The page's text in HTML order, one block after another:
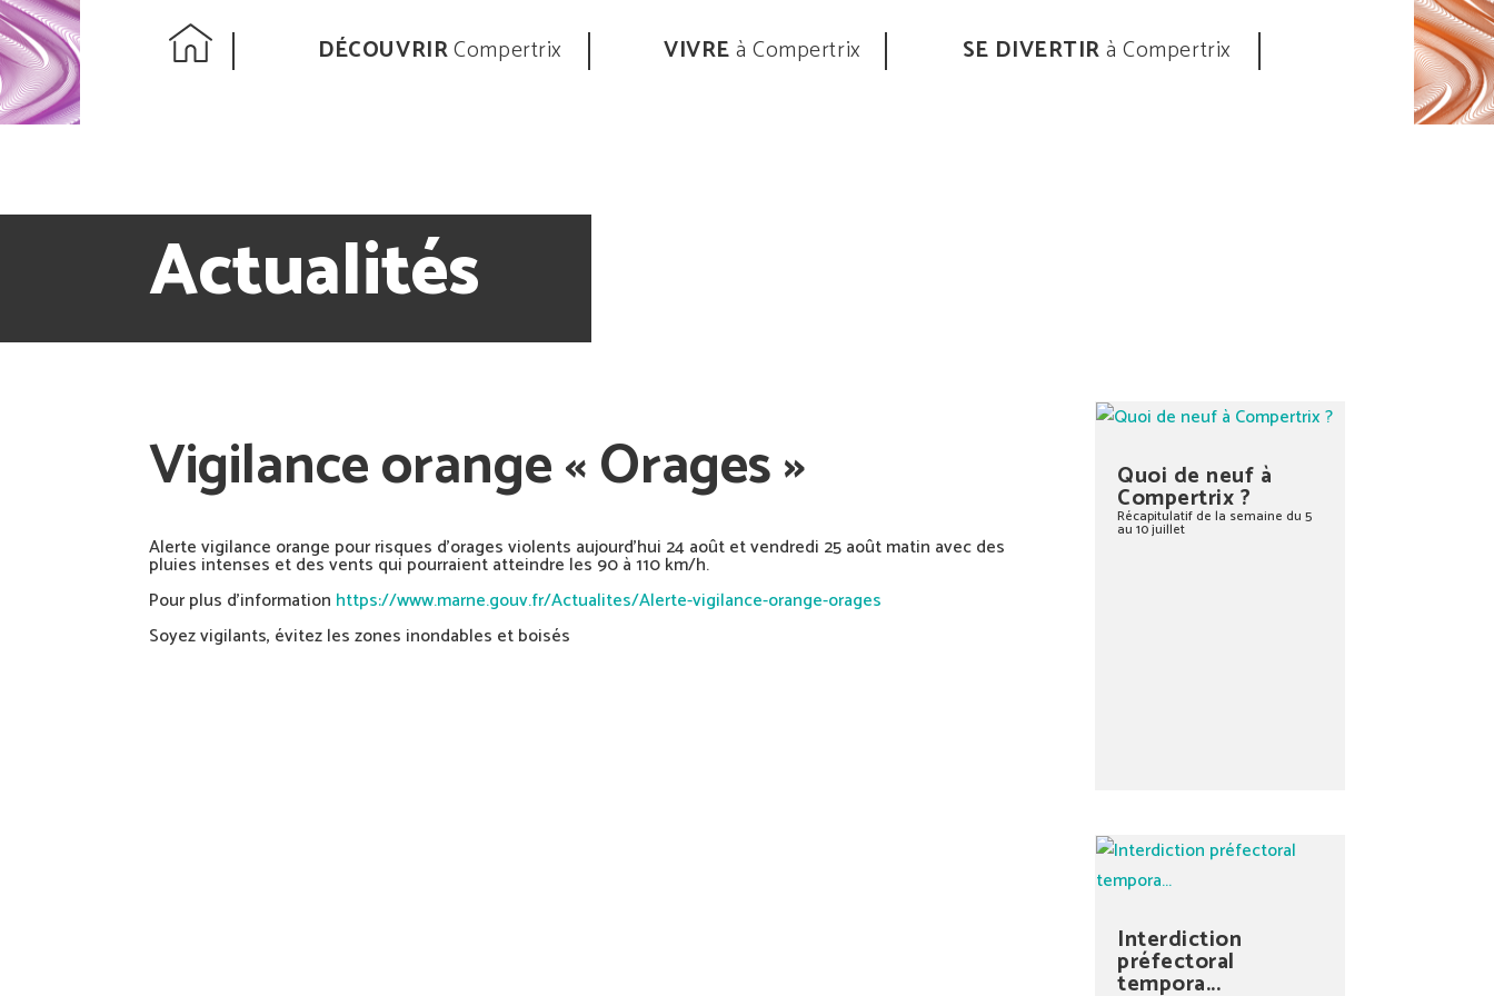
DÉCOUVRIRCompertrix VIVREà Compertrix SE DIVERTIRà Compertrix
Actualités
Vigilance orange « Orages »
Alerte vigilance orange pour risques d’orages violents aujourd’hui 24 août et vendredi 25 août matin avec des
pluies intenses et des vents qui pourraient atteindre les 90 à 110 km/h.
Pour plus d’information https://www.marne.gouv.fr/Actualites/Alerte-vigilance-orange-orages
Soyez vigilants, évitez les zones inondables et boisés
Quoi de neuf à
Compertrix ?
Récapitulatif de la semaine du 5
au 10 juillet
Interdiction
préfectoral
tempora...